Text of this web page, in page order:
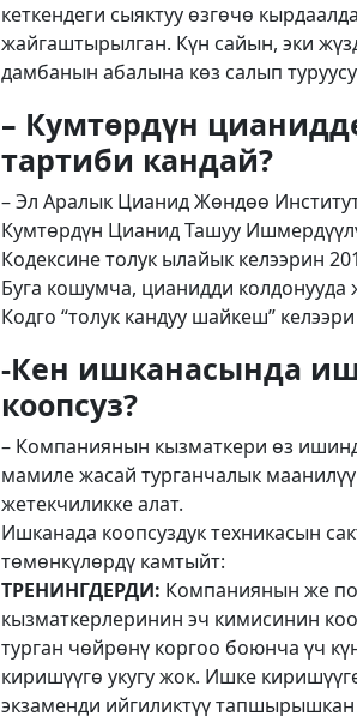
кеткендеги сыяктуу өзгөчө
жайгаштырылган. Күн сайын, эки
дамбанын абалына көз салып
– Кумтөрдүн
тартиби кандай?
– Эл Аралык Цианид Жөндөө
Кумтөрдүн Цианид Ташуу
Кодексине толук ылайык келээрин
Буга кошумча, цианидди
Кодго “толук кандуу шайкеш”
-Кен ишканасында
коопсуз?
– Компаниянын кызматкери өз
мамиле жасай турганчалык
жетекчиликке алат.
Ишканада коопсуздук техникасын
төмөнкүлөрдү камтыйт:
ТРЕНИНГДЕРДИ: Компаниянын же
кызматкерлеринин эч кимисинин
турган чөйрөнү коргоо боюнча үч
киришүүгө укугу жок. Ишке
экзаменди ийгиликтүү